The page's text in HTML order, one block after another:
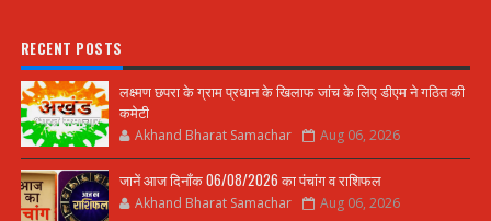
RECENT POSTS
लक्ष्मण छपरा के ग्राम प्रधान के खिलाफ जांच के लिए डीएम ने गठित की
कमेटी
Akhand Bharat Samachar Aug 06, 2026
जानें आज दिनाँक 06/08/2026 का पंचांग व राशिफल
Akhand Bharat Samachar Aug 06, 2026